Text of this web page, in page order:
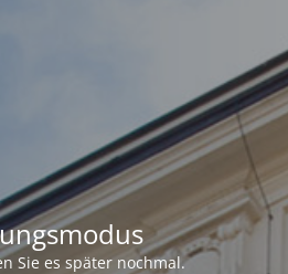
Sie es später nochmal.